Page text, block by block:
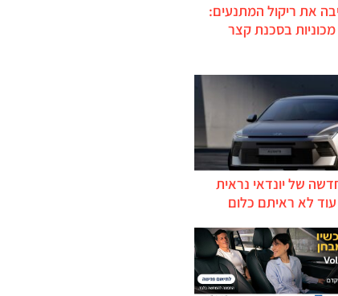
את ריקול המתנעים:
744,000 מכוניות בסכנת קצר
של יונדאי נראית
עוד לא ראיתם כלום